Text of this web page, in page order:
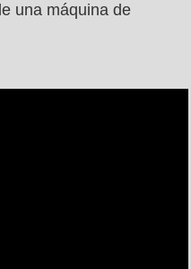
una máquina de